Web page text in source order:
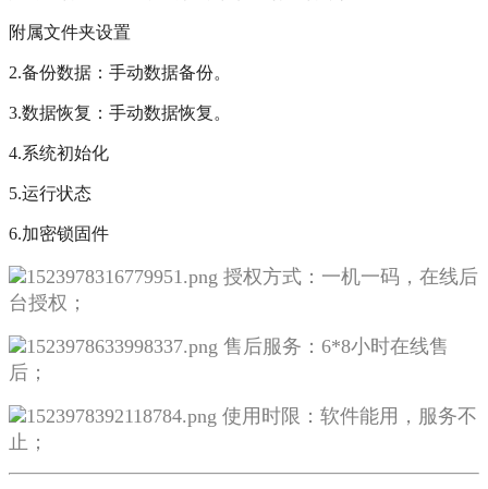
附属文件夹设置
2.备份数据：手动数据备份。
3.数据恢复：手动数据恢复。
4.系统初始化
5.运行状态
6.加密锁固件
授权方式：一机一码，在线后
台授权；
售后服务：6*8小时在线售
后；
使用时限：软件能用，服务不
止；